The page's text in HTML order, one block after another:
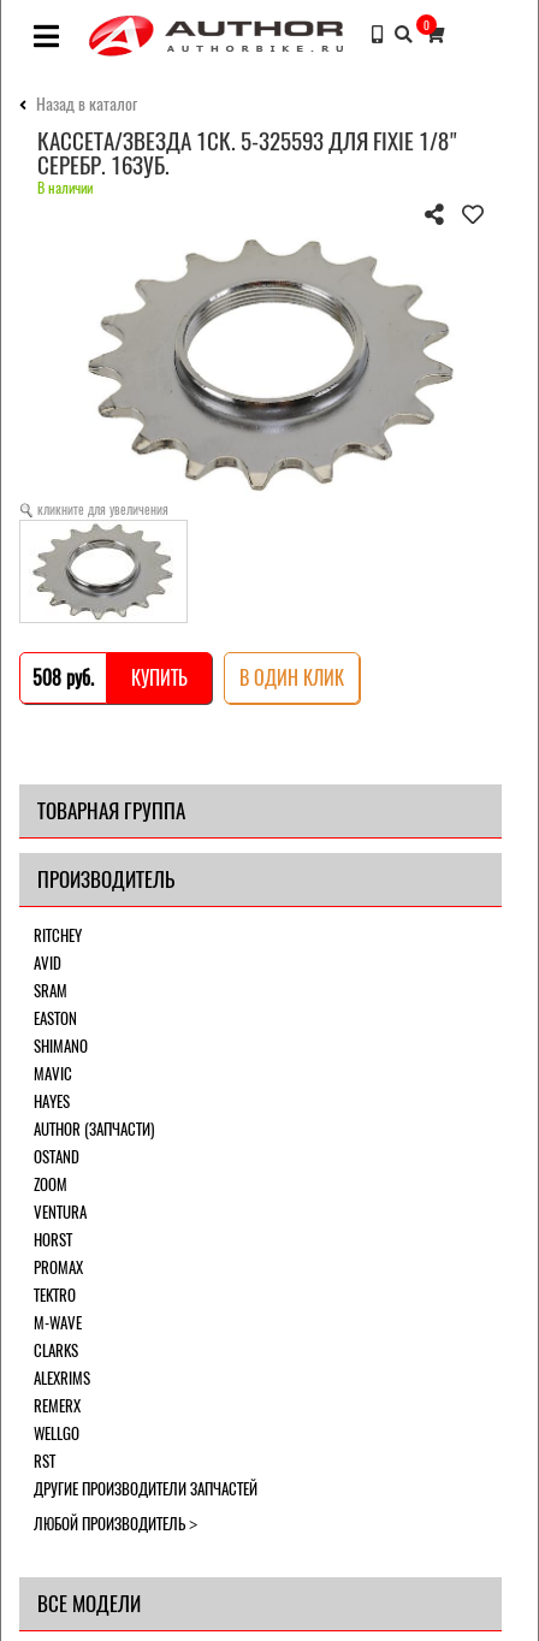
0
Назад в каталог
КАССЕТА/ЗВЕЗДА 1СК. 5-325593 ДЛЯ FIXIE 1/8"
СЕРЕБР. 16ЗУБ.
В наличии
кликните для увеличения
508 pуб. КУПИТЬ В ОДИН КЛИК
ТОВАРНАЯ ГРУППА
ПРОИЗВОДИТЕЛЬ
RITCHEY
AVID
SRAM
EASTON
SHIMANO
MAVIC
HAYES
AUTHOR (ЗАПЧАСТИ)
OSTAND
ZOOM
VENTURA
HORST
PROMAX
TEKTRO
M-WAVE
CLARKS
ALEXRIMS
REMERX
WELLGO
RST
ДРУГИЕ ПРОИЗВОДИТЕЛИ ЗАПЧАСТЕЙ
ЛЮБОЙ ПРОИЗВОДИТЕЛЬ
ВСЕ МОДЕЛИ